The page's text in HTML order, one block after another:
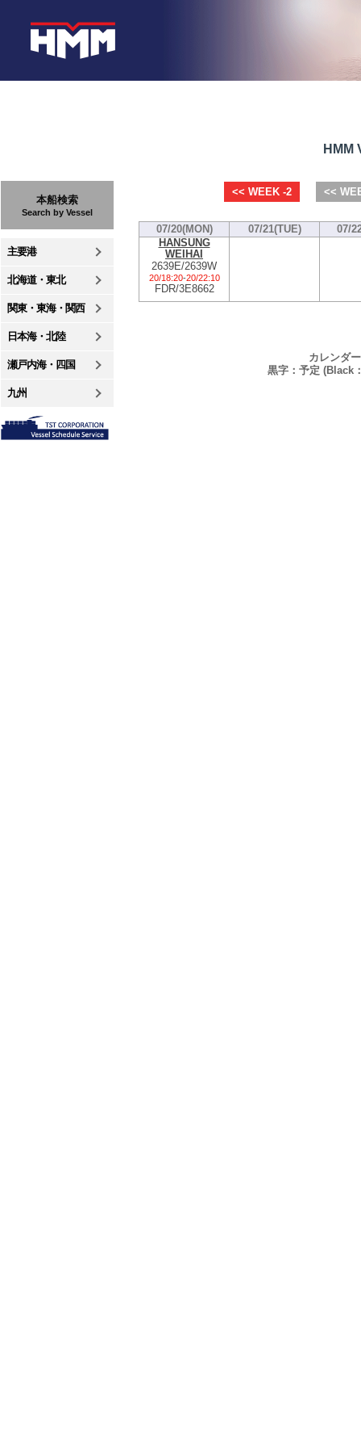
本船検索
Search by Vessel
主要港
北海道・東北
関東・東海・関西
日本海・北陸
瀬戸内海・四国
九州
HMM
<< WEEK -2 <<
07/20(MON) 07/21(TUE)
07/
HANSUNG
WEIHAI
2639E/2639W
20/18:20-20/22:10
FDR/3E8662
カレンダ
黒字：予定